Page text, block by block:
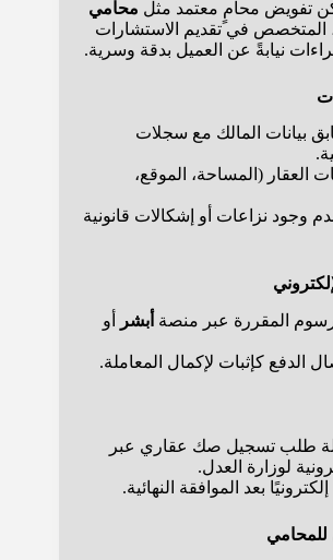
تفويض محامٍ معتمد مثل محامي
المتخصص في تقديم الاستشارات
نيابةً عن العميل بدقة وسرية.
بيانات المالك مع سجلات
العقار (المساحة، الموقع،
وجود نزاعات أو إشكالات قانونية
المقررة عبر منصة أبشر
أو
الدفع كإثبات لإكمال المعاملة.
طلب تسجيل صك عقاري عبر
لوزارة العدل.
بعد الموافقة النهائية.